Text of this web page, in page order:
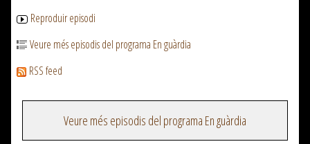
Reproduir episodi
Veure més episodis del programa En guàrdia
RSS feed
Veure més episodis del programa En guàrdia